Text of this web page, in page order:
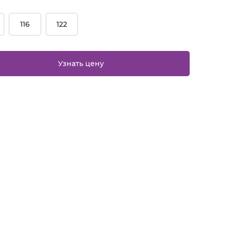
116 122
Узнать цену